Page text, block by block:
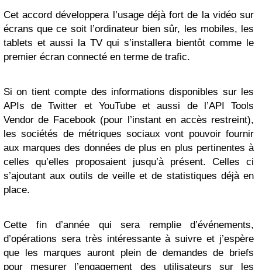
Cet accord développera l’usage déjà fort de la vidéo sur
écrans que ce soit l’ordinateur bien sûr, les mobiles, les
tablets et aussi la TV qui s’installera bientôt comme le
premier écran connecté en terme de trafic.
Si on tient compte des informations disponibles sur les
APIs de Twitter et YouTube et aussi de l’API Tools
Vendor de Facebook (pour l’instant en accès restreint),
les sociétés de métriques sociaux vont pouvoir fournir
aux marques des données de plus en plus pertinentes à
celles qu’elles proposaient jusqu’à présent. Celles ci
s’ajoutant aux outils de veille et de statistiques déjà en
place.
Cette fin d’année qui sera remplie d’événements,
d’opérations sera très intéressante à suivre et j’espère
que les marques auront plein de demandes de briefs
pour mesurer l’engagement des utilisateurs sur les